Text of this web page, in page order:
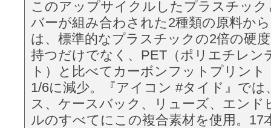
このアップサイクルしたプラスチッ
バーが組み合わされた2種類の原料か
は、標準的なプラスチックの2倍の硬
持つだけでなく、PET（ポリエチレン
ト）と比べてカーボンフットプリント
1/6に減少。『アイコン #タイド』では
ス、ケースバック、リューズ、エンド
ルのすべてにこの複合素材を使用。17